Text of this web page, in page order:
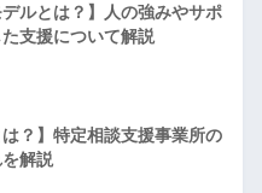
デルとは？】人の強みやサポ
支援について解説
は？】特定相談支援事業所の
解説